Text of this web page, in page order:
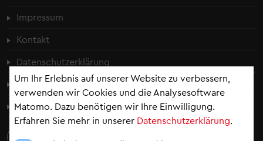
Um Ihr Erlebnis auf unserer Website zu verbessern,
verwenden wir Cookies und die Analysesoftware
Matomo. Dazu benötigen wir Ihre Einwilligung.
Erfahren Sie mehr in unserer Datenschutzerklärung.
Fußzeilenmenü
Impressum
Kontakt
Datenschutzerklärung
Cookie-Einstellungen
Erklärung zur Barrierefreiheit